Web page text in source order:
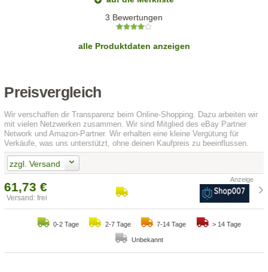
3 Bewertungen
alle Produktdaten anzeigen
Preisvergleich
Wir verschaffen dir Transparenz beim Online-Shopping. Dazu arbeiten wir
mit vielen Netzwerken zusammen. Wir sind Mitglied des eBay Partner
Network und Amazon-Partner. Wir erhalten eine kleine Vergütung für
Verkäufe, was uns unterstützt, ohne deinen Kaufpreis zu beeinflussen.
zzgl. Versand
61,73 €
Versand: frei
0-2 Tage 2-7 Tage 7-14 Tage > 14 Tage
Unbekannt